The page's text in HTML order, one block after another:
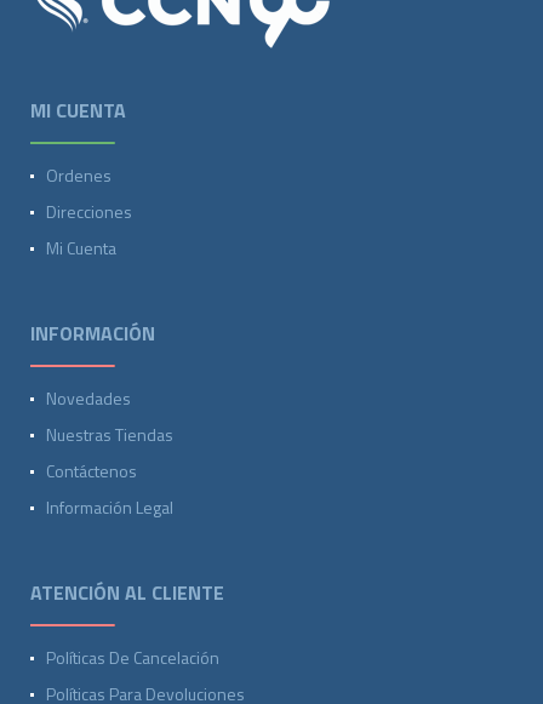
MI CUENTA
Ordenes
Direcciones
Mi Cuenta
INFORMACIÓN
Novedades
Nuestras Tiendas
Contáctenos
Información Legal
ATENCIÓN AL CLIENTE
Políticas De Cancelación
Políticas Para Devoluciones